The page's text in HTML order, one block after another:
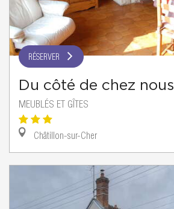
RÉSERVER
Du côté de chez nous
MEUBLÉS ET GÎTES
Châtillon-sur-Cher